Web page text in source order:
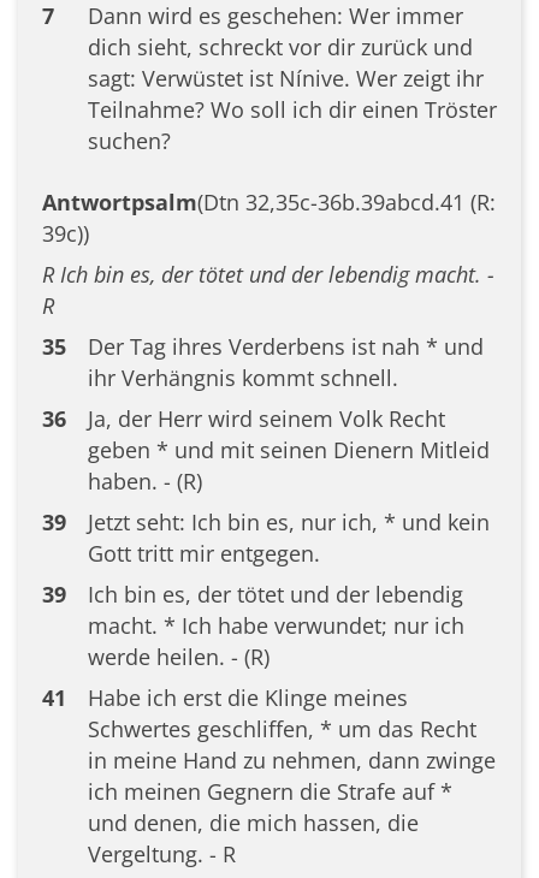
7
Dann wird es geschehen: Wer immer
dich sieht, schreckt vor dir zurück und
sagt: Verwüstet ist Nínive. Wer zeigt ihr
Teilnahme? Wo soll ich dir einen Tröster
suchen?
Antwortpsalm(Dtn 32,35c-36b.39abcd.41 (R:
39c))
R Ich bin es, der tötet und der lebendig macht. -
R
35
Der Tag ihres Verderbens ist nah * und
ihr Verhängnis kommt schnell.
36
Ja, der Herr wird seinem Volk Recht
geben * und mit seinen Dienern Mitleid
haben. - (R)
39
Jetzt seht: Ich bin es, nur ich, * und kein
Gott tritt mir entgegen.
39
Ich bin es, der tötet und der lebendig
macht. * Ich habe verwundet; nur ich
werde heilen. - (R)
41
Habe ich erst die Klinge meines
Schwertes geschliffen, * um das Recht
in meine Hand zu nehmen, dann zwinge
ich meinen Gegnern die Strafe auf *
und denen, die mich hassen, die
Vergeltung. - R